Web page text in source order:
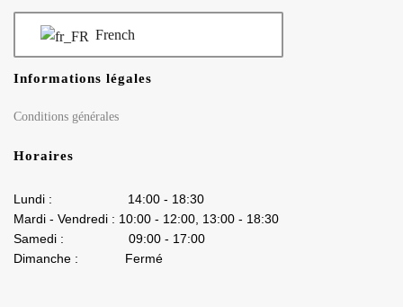
French
Informations légales
Conditions générales
Horaires
Lundi : 14:00 - 18:30
Mardi - Vendredi : 10:00 - 12:00, 13:00 - 18:30
Samedi : 09:00 - 17:00
Dimanche : Fermé